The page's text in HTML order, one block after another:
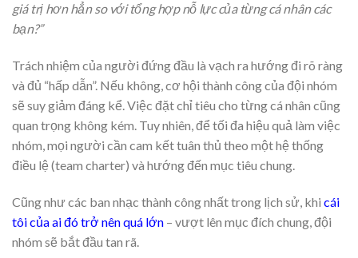
giá trị hơn hẳn so với tổng hợp nỗ lực của từng cá nhân các
bạn?”
Trách nhiệm của người đứng đầu là vạch ra hướng đi rõ ràng
và đủ “hấp dẫn”. Nếu không, cơ hội thành công của đội nhóm
sẽ suy giảm đáng kể. Việc đặt chỉ tiêu cho từng cá nhân cũng
quan trọng không kém. Tuy nhiên, để tối đa hiệu quả làm việc
nhóm, mọi người cần cam kết tuân thủ theo một hệ thống
điều lệ (team charter) và hướng đến mục tiêu chung.
Cũng như các ban nhạc thành công nhất trong lịch sử, khi cái
tôi của ai đó trở nên quá lớn – vượt lên mục đích chung, đội
nhóm sẽ bắt đầu tan rã.